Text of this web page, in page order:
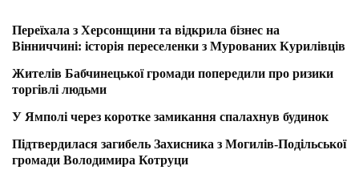
Переїхала з Херсонщини та відкрила бізнес на
Вінниччині: історія переселенки з Мурованих Курилівців
Жителів Бабчинецької громади попередили про ризики
торгівлі людьми
У Ямполі через коротке замикання спалахнув будинок
Підтвердилася загибель Захисника з Могилів-Подільської
громади Володимира Котруци